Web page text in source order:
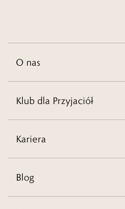
O nas
Klub dla Przyjaciół
Kariera
Blog